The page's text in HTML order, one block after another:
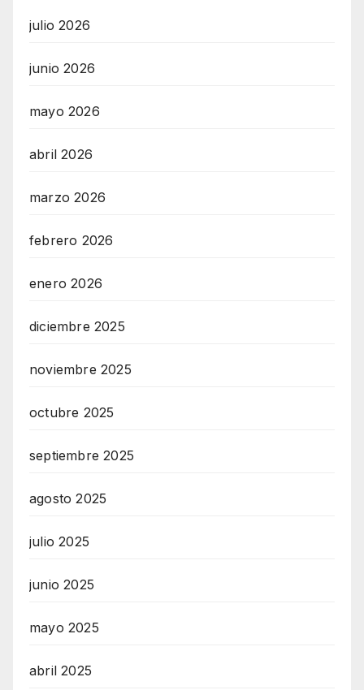
julio 2026
junio 2026
mayo 2026
abril 2026
marzo 2026
febrero 2026
enero 2026
diciembre 2025
noviembre 2025
octubre 2025
septiembre 2025
agosto 2025
julio 2025
junio 2025
mayo 2025
abril 2025